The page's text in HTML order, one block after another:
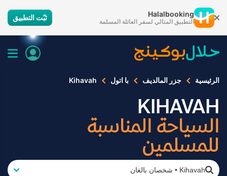
Halalbooking
التطبيق المثالي لسفر العائلة المسلمة ثبّت التطبيق
الرئيسية جزر المالديف با اتول Kihavah
KIHAVAH
السياحة المناسبة
للمسلمين
Kihavah
• شخصان بالغان